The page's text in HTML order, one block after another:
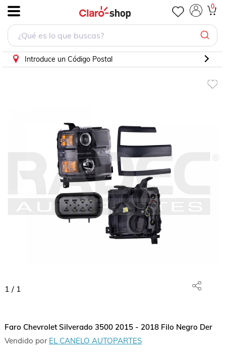
0
Introduce un Código Postal
1 / 1
Faro Chevrolet Silverado 3500 2015 - 2018 Filo Negro Der
Vendido por EL CANELO AUTOPARTES